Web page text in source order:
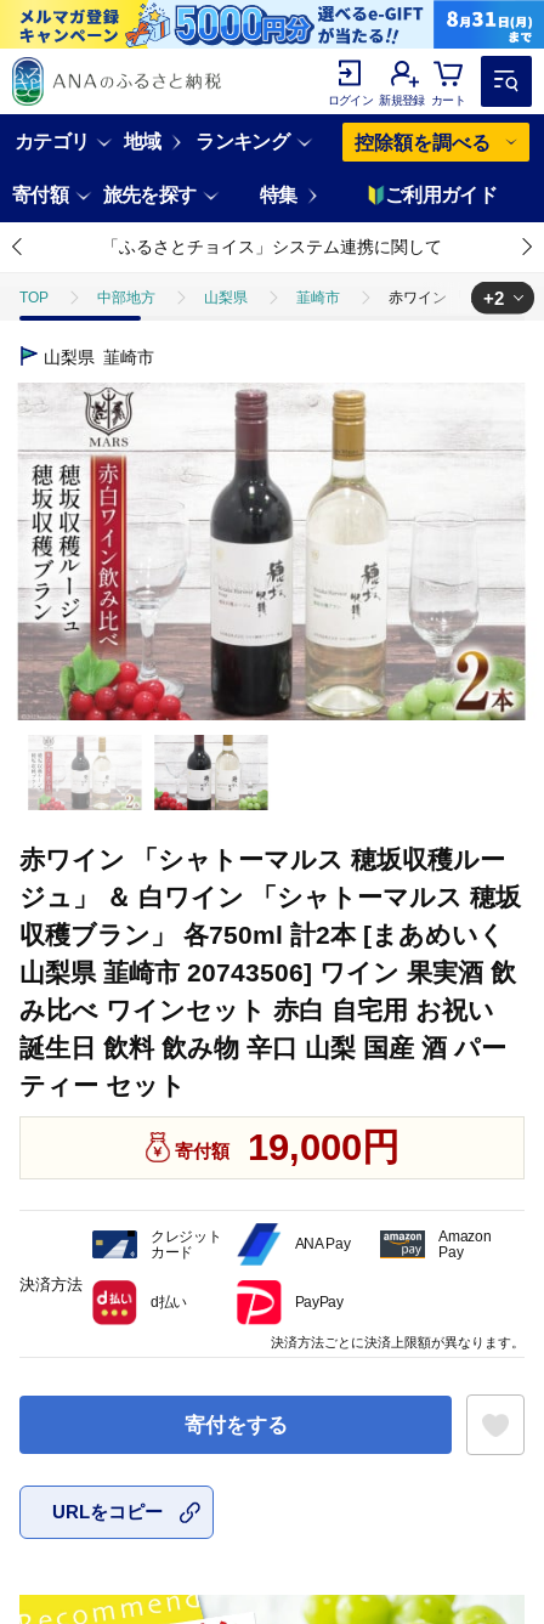
ログイン 新規登録 カート
カテゴリ 地域 ランキング 控除額を調べる
寄付額 旅先を探す 特集 ご利用ガイド
「ふるさとチョイス」システム連携に関して
TOP 中部地方 山梨県 韮崎市 赤ワイン 「シャトーマ
TOP
TOP 酒 赤ワイン 「シャトーマルス 穂坂収穫ルー
+2
山梨県 韮崎市
赤ワイン 「シャトーマルス 穂坂収穫ルー
ジュ」 ＆ 白ワイン 「シャトーマルス 穂坂
収穫ブラン」 各750ml 計2本 [まあめいく
山梨県 韮崎市 20743506] ワイン 果実酒 飲
み比べ ワインセット 赤白 自宅用 お祝い
誕生日 飲料 飲み物 辛口 山梨 国産 酒 パー
ティー セット
寄付額 19,000円
寄付をする
URLをコピー
決済方法
クレジット
カード
ANA Pay
Amazon
Pay
d払い PayPay
決済方法ごとに決済上限額が異なります。